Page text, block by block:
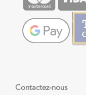
Contactez-nous